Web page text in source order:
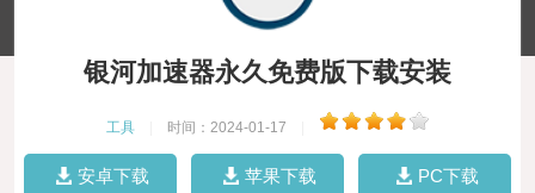
银河加速器永久免费版下载安装
工具 时间：2024-01-17
安卓下载 苹果下载 PC下载